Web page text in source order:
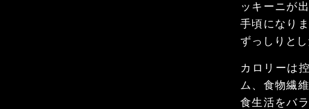
ッキーニが
手頃になり
ずっしりと
カロリーは
ム、食物繊
食生活をバ